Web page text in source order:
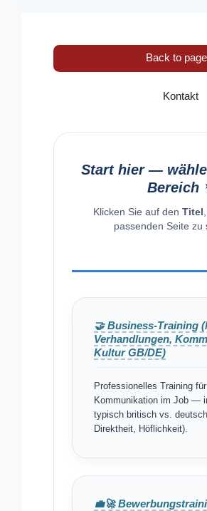
Back to
Kontakt
Start hier —
Bereich
Klicken Sie auf den Titel
passenden Seite zu
🤝 Business-Training
Verhandlungen,
Kultur GB/DE)
Professionelles Training
Kommunikation im Job —
typisch britisch vs.
Direktheit, Höflichkeit).
💼🚀